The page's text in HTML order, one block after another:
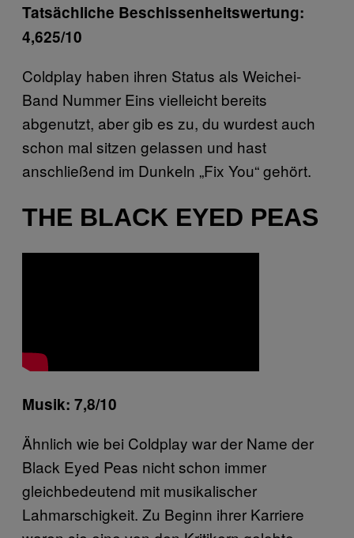
Tatsächliche Beschissenheitswertung:
4,625/10
Coldplay haben ihren Status als Weichei-
Band Nummer Eins vielleicht bereits
abgenutzt, aber gib es zu, du wurdest auch
schon mal sitzen gelassen und hast
anschließend im Dunkeln „Fix You“ gehört.
THE BLACK EYED PEAS
Musik: 7,8/10
Ähnlich wie bei Coldplay war der Name der
Black Eyed Peas nicht schon immer
gleichbedeutend mit musikalischer
Lahmarschigkeit. Zu Beginn ihrer Karriere